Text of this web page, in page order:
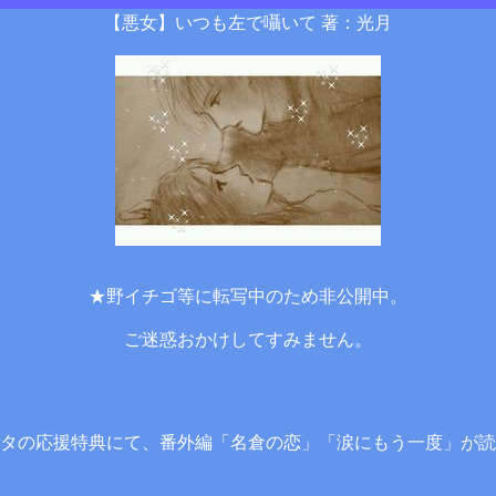
【悪女】いつも左で囁いて 著：光月
★野イチゴ等に転写中のため非公開中。
ご迷惑おかけしてすみません。
の応援特典にて、番外編「名倉の恋」「涙にもう一度」が